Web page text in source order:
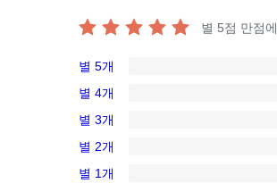
별 5점 만점에
1/5-
별
점
후
기
별 5개
0/4-
별
점
후
별 4개
0/3-
별
점
별 3개
0/2-
별
별 2개
0/1-
별 1개